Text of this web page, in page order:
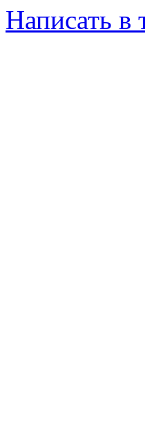
Написать в